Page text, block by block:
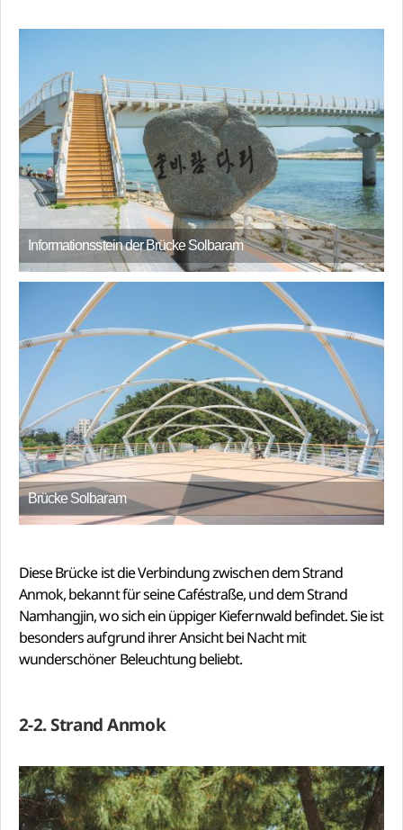
Informationsstein der Brücke Solbaram
Brücke Solbaram
Diese Brücke ist die Verbindung zwischen dem Strand
Anmok, bekannt für seine Caféstraße, und dem Strand
Namhangjin, wo sich ein üppiger Kiefernwald befindet. Sie ist
besonders aufgrund ihrer Ansicht bei Nacht mit
wunderschöner Beleuchtung beliebt.
2-2. Strand Anmok